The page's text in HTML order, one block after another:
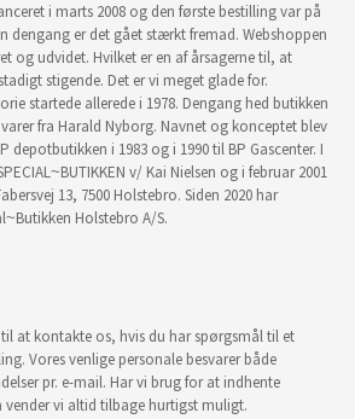
i marts 2008 og den første bestilling var på
dengang er det gået stærkt fremad. Webshoppen
og udvidet. Hvilket er en af årsagerne til, at
stigende. Det er vi meget glade for.
startede allerede i 1978. Dengang hed butikken
fra Harald Nyborg. Navnet og konceptet blev
depotbutikken i 1983 og i 1990 til BP Gascenter. I
v/ Kai Nielsen og i februar 2001
13, 7500 Holstebro. Siden 2020 har
Holstebro A/S.
at kontakte os, hvis du har spørgsmål til et
Vores venlige personale besvarer både
pr. e-mail. Har vi brug for at indhente
vender vi altid tilbage hurtigst muligt.